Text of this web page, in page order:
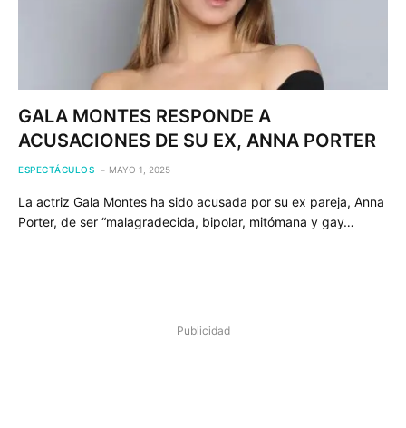
GALA MONTES RESPONDE A
ACUSACIONES DE SU EX, ANNA PORTER
ESPECTÁCULOS MAYO 1, 2025
La actriz Gala Montes ha sido acusada por su ex pareja, Anna
Porter, de ser “malagradecida, bipolar, mitómana y gay…
Publicidad